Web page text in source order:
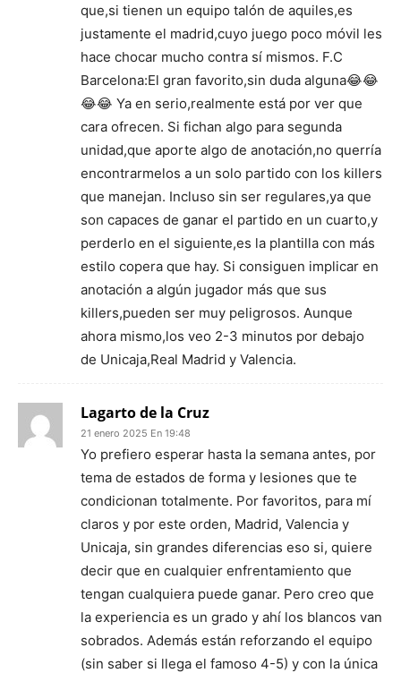
que,si tienen un equipo talón de aquiles,es
justamente el madrid,cuyo juego poco móvil les
hace chocar mucho contra sí mismos. F.C
Barcelona:El gran favorito,sin duda alguna😂😂
😂😂 Ya en serio,realmente está por ver que
cara ofrecen. Si fichan algo para segunda
unidad,que aporte algo de anotación,no querría
encontrarmelos a un solo partido con los killers
que manejan. Incluso sin ser regulares,ya que
son capaces de ganar el partido en un cuarto,y
perderlo en el siguiente,es la plantilla con más
estilo copera que hay. Si consiguen implicar en
anotación a algún jugador más que sus
killers,pueden ser muy peligrosos. Aunque
ahora mismo,los veo 2-3 minutos por debajo
de Unicaja,Real Madrid y Valencia.
Lagarto de la Cruz
21 enero 2025 En 19:48
Yo prefiero esperar hasta la semana antes, por
tema de estados de forma y lesiones que te
condicionan totalmente. Por favoritos, para mí
claros y por este orden, Madrid, Valencia y
Unicaja, sin grandes diferencias eso si, quiere
decir que en cualquier enfrentamiento que
tengan cualquiera puede ganar. Pero creo que
la experiencia es un grado y ahí los blancos van
sobrados. Además están reforzando el equipo
(sin saber si llega el famoso 4-5) y con la única